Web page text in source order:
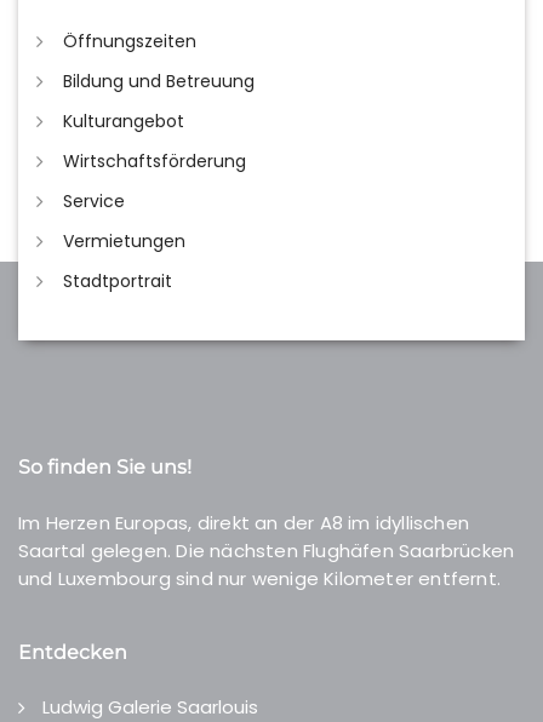
Öffnungszeiten
Bildung und Betreuung
Kulturangebot
Wirtschaftsförderung
Service
Vermietungen
Stadtportrait
So finden Sie uns!
Im Herzen Europas, direkt an der A8 im idyllischen
Saartal gelegen. Die nächsten Flughäfen Saarbrücken
und Luxembourg sind nur wenige Kilometer entfernt.
Entdecken
Ludwig Galerie Saarlouis